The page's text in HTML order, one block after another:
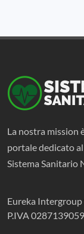
La nostra mission
portale dedicato al
Sistema Sanitario
Eureka Intergroup
P.IVA